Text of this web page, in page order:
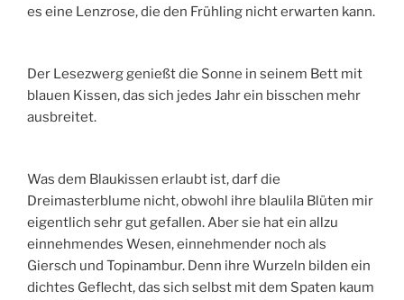
es eine Lenzrose, die den Frühling nicht erwarten kann.
Der Lesezwerg genießt die Sonne in seinem Bett mit
blauen Kissen, das sich jedes Jahr ein bisschen mehr
ausbreitet.
Was dem Blaukissen erlaubt ist, darf die
Dreimasterblume nicht, obwohl ihre blaulila Blüten mir
eigentlich sehr gut gefallen. Aber sie hat ein allzu
einnehmendes Wesen, einnehmender noch als
Giersch und Topinambur. Denn ihre Wurzeln bilden ein
dichtes Geflecht, das sich selbst mit dem Spaten kaum